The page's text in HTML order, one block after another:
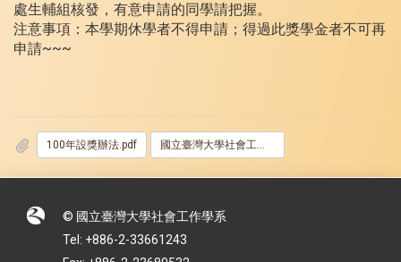
處生輔組核發，有意申請的同學請把握。
注意事項：本學期休學者不得申請；得過此獎學金者不可再
申請~~~
100年設獎辦法.pdf 國立臺灣大學社會工作學系龍冠海獎學金申請表_112.docx
© 國立臺灣大學社會工作學系
Tel: +886-2-33661243